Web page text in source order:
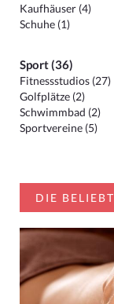
Kaufhäuser (4)
Schuhe (1)
Sport (36)
Fitnessstudios (27)
Golfplätze (2)
Schwimmbad (2)
Sportvereine (5)
DIE